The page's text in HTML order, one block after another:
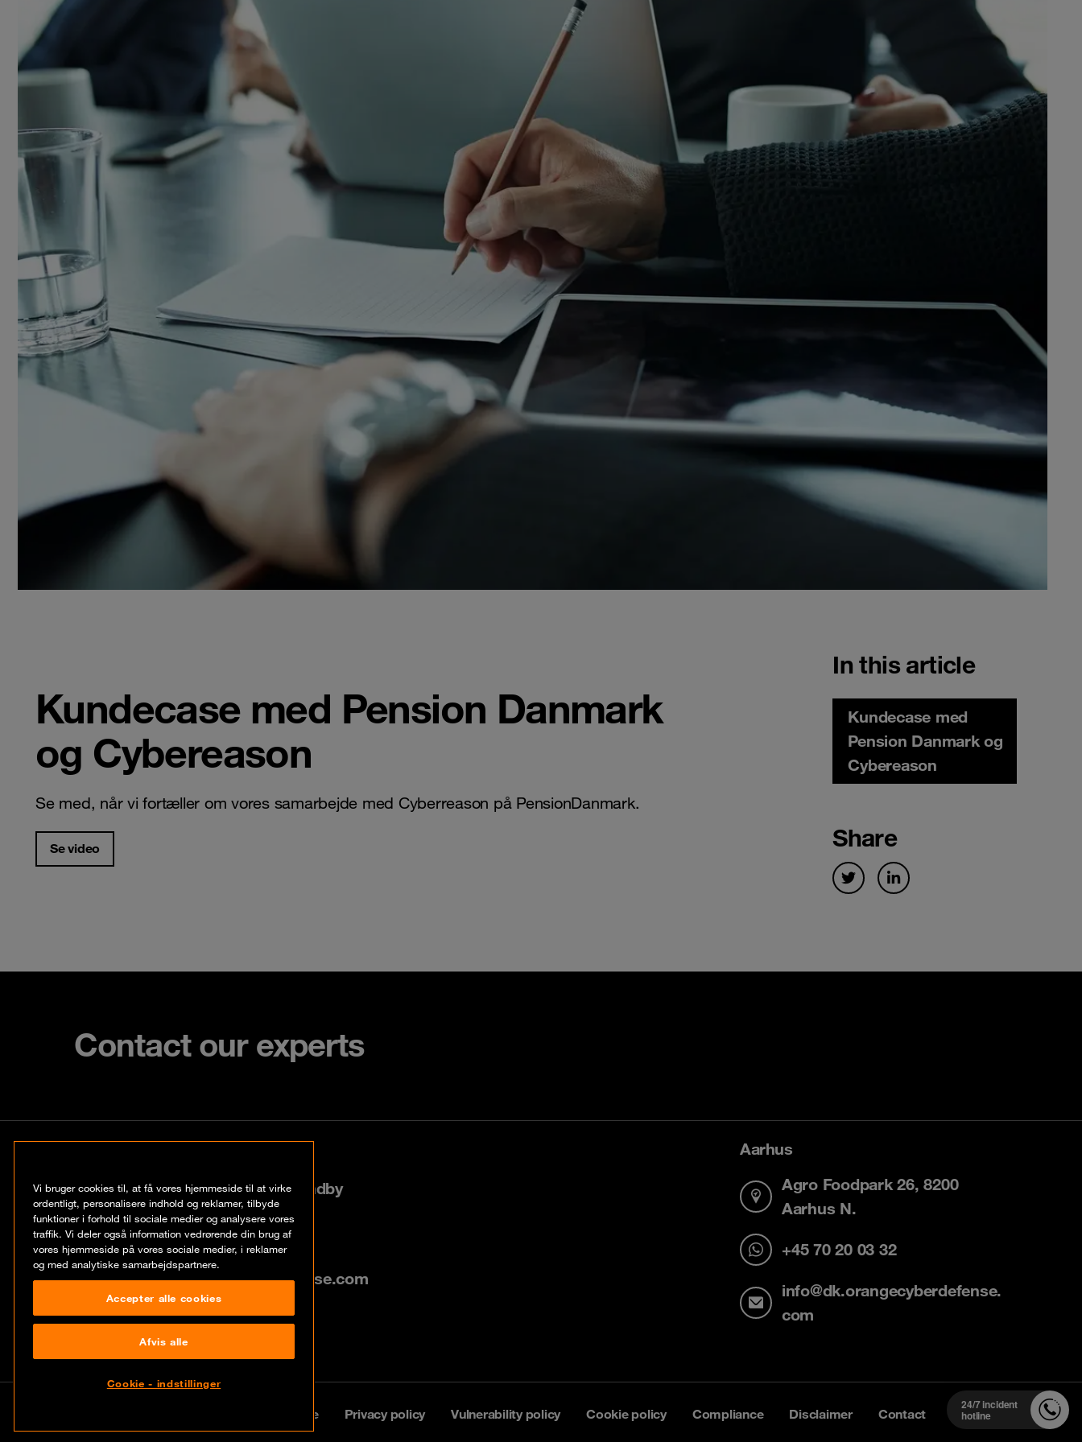
In this article
Kundecase med
Pension Danmark og
Cybereason
Share
Kundecase med Pension Danmark
og Cybereason
Se med, når vi fortæller om vores samarbejde med Cyberreason på PensionDanmark.
Se video
Contact our experts
Roskildevej 522, 2605 Brøndby
+45 70 20 03 32
info@dk.orangecyberdefense.com
Aarhus
Agro Foodpark 26, 8200
Aarhus N.
+45 70 20 03 32
info@dk.orangecyberdefense.
com
Legal notice Privacy policy Vulnerability policy Cookie policy Compliance Disclaimer Contact
24/7 incident
hotline
Vi bruger cookies til, at få vores hjemmeside til at virke
ordentligt, personalisere indhold og reklamer, tilbyde
funktioner i forhold til sociale medier og analysere vores
traffik. Vi deler også information vedrørende din brug af
vores hjemmeside på vores sociale medier, i reklamer
og med analytiske samarbejdspartnere.
Accepter alle cookies
Afvis alle
Cookie - indstillinger